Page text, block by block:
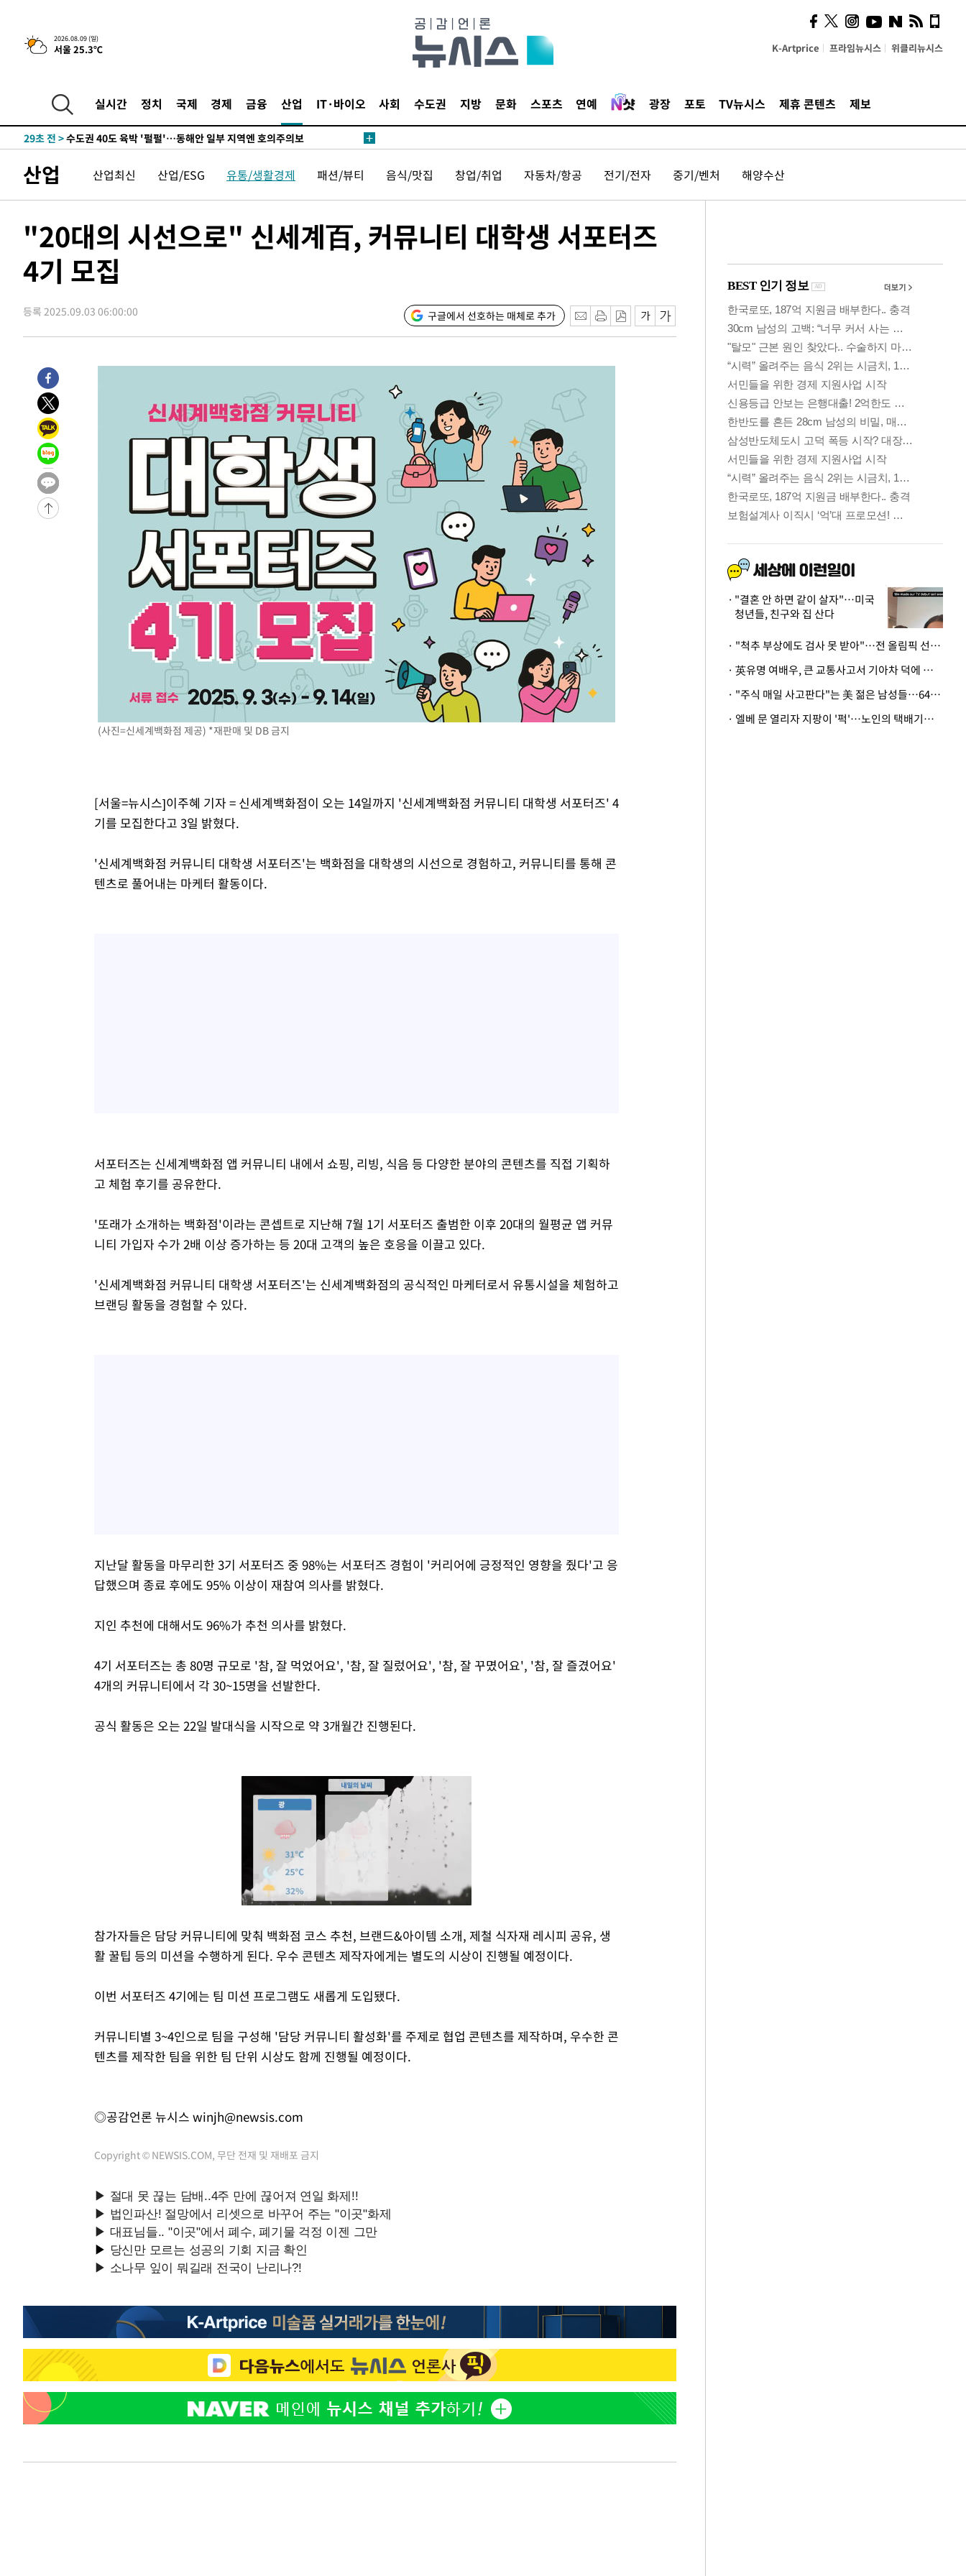
2026.08.09 (일)
서울 25.3℃ K-Artprice 프라임뉴시스 위클리뉴시스
실시간 정치 국제 경제 금융 산업 IT·바이오 사회 수도권 지방 문화 스포츠 연예 광장 포토 TV뉴시스 제휴 콘텐츠 제보
래 44.56%
-7676초 전 >[속보]與 대표 경선 제주·인천 당원투표…金 47.75%·鄭 42.08%·
宋 10.17%
-7210초 전 >이강인 "아틀레티코 이적 기뻐…등번호 7번 의미보단 팀 위해 뛸 것"
-919초 전 >
낮 최고 35도 '무더위'…동해안 시간당 30㎜ '강한 비'[내일날씨]
-189초 전 >
티코 이적"
29초 전 >수도권 40도 육박 '펄펄'…동해안 일부 지역엔 호의주의보
1시간 전 >
강릉에 시간당 81.4㎜ 물폭탄…도로 잠기고 담벼락 붕괴
3시간 전 >백운산서 80년근 천종산삼 9뿌리 발견…감정가 1.3억원
4시간 전 >남자 농구, 나고야 아시안게임서 '홈팀' 일본과 한일전
4시간 전 >
여수 오동도 해상서 모터보트 전복…1명 사망·1명 실종
5시간 전 >
극한폭염 한풀 꺾이지만…'낮 최고 35도' 무더위, 열대야 계속[다음주
6시간 전 >[속보]'압수수색·성접대 논란' 축구협회 "실망과 걱정 안겨드려 죄송"
10시간 전 >'최고 37도' 폭염 지속…강원동해안 최대 150㎜ 비
-17414초 전 >
-8461초 전 >
[속보]與최고위원 제주·인천 순회경선…박선원·최민희·서미화·한
민수·김용 순
-8414초 전 >
[속보]김민석, 與 전대 당원투표 누적 득표율 45.42%로 1위… 정청
래 44.56%
-7696초 전 >
[속보]與 대표 경선 제주·인천 당원투표…金 47.75%·鄭 42.08%·
宋 10.17%
-7230초 전 >
이강인 "아틀레티코 이적 기뻐…등번호 7번 의미보단 팀 위해 뛸 것"
-7165초 전 >
[속보]與 당대표 경선, 제주·인천 권리당원 투표 김민석 승리
-939초 전 >
낮 최고 35도 '무더위'…동해안 시간당 30㎜ '강한 비'[내일날씨]
-209초 전 >
[속보]이강인 "감독님이 원하는 마음 느꼈고, 많은 트로피 원해 아틀레
수도권 40도 육박 '펄펄'…동해안 일부 지역엔 호의주의보
온열질환 사망자 3명 늘어…누적 환자 3000명 돌파
강릉에 시간당 81.4㎜ 물폭탄…도로 잠기고 담벼락 붕괴
백운산서 80년근 천종산삼 9뿌리 발견…감정가 1.3억원
선재도서 해루질 나섰다 실종 60대, 닷새 만에 숨진 채 발견
남자 농구, 나고야 아시안게임서 '홈팀' 일본과 한일전
여수 오동도 해상서 모터보트 전복…1명 사망·1명 실종
극한폭염 한풀 꺾이지만…'낮 최고 35도' 무더위, 열대야 계속[다음주
축구협회 "압수수색·성접대 논란 사과…쇄신의 기회로 삼겠다"
[속보]'압수수색·성접대 논란' 축구협회 "실망과 걱정 안겨드려 죄송"
산업 산업최신 산업/ESG 유통/생활경제 패션/뷰티 음식/맛집 창업/취업 자동차/항공 전기/전자 중기/벤처 해양수산
"20대의 시선으로" 신세계百, 커뮤니티 대학생 서포터즈
4기 모집
등록 2025.09.03 06:00:00 구글에서 선호하는 매체로 추가
(사진=신세계백화점 제공) *재판매 및 DB 금지
[서울=뉴시스]이주혜 기자 = 신세계백화점이 오는 14일까지 '신세계백화점 커뮤니티 대학생 서포터즈' 4
기를 모집한다고 3일 밝혔다.
'신세계백화점 커뮤니티 대학생 서포터즈'는 백화점을 대학생의 시선으로 경험하고, 커뮤니티를 통해 콘
텐츠로 풀어내는 마케터 활동이다.
서포터즈는 신세계백화점 앱 커뮤니티 내에서 쇼핑, 리빙, 식음 등 다양한 분야의 콘텐츠를 직접 기획하
고 체험 후기를 공유한다.
'또래가 소개하는 백화점'이라는 콘셉트로 지난해 7월 1기 서포터즈 출범한 이후 20대의 월평균 앱 커뮤
니티 가입자 수가 2배 이상 증가하는 등 20대 고객의 높은 호응을 이끌고 있다.
'신세계백화점 커뮤니티 대학생 서포터즈'는 신세계백화점의 공식적인 마케터로서 유통시설을 체험하고
브랜딩 활동을 경험할 수 있다.
지난달 활동을 마무리한 3기 서포터즈 중 98%는 서포터즈 경험이 '커리어에 긍정적인 영향을 줬다'고 응
답했으며 종료 후에도 95% 이상이 재참여 의사를 밝혔다.
지인 추천에 대해서도 96%가 추천 의사를 밝혔다.
4기 서포터즈는 총 80명 규모로 '참, 잘 먹었어요', '참, 잘 질렀어요', '참, 잘 꾸몄어요', '참, 잘 즐겼어요'
4개의 커뮤니티에서 각 30~15명을 선발한다.
공식 활동은 오는 22일 발대식을 시작으로 약 3개월간 진행된다.
Mute
참가자들은 담당 커뮤니티에 맞춰 백화점 코스 추천, 브랜드&아이템 소개, 제철 식자재 레시피 공유, 생
활 꿀팁 등의 미션을 수행하게 된다. 우수 콘텐츠 제작자에게는 별도의 시상이 진행될 예정이다.
이번 서포터즈 4기에는 팀 미션 프로그램도 새롭게 도입됐다.
커뮤니티별 3~4인으로 팀을 구성해 '담당 커뮤니티 활성화'를 주제로 협업 콘텐츠를 제작하며, 우수한 콘
텐츠를 제작한 팀을 위한 팀 단위 시상도 함께 진행될 예정이다.
◎공감언론 뉴시스 winjh@newsis.com
Copyright © NEWSIS.COM, 무단 전재 및 재배포 금지
사이 해답 찾았죠"…알을
깨고 나온 '초자아'
"결혼 안 하면 같이 살자"…미국
청년들, 친구와 집 산다
· "척추 부상에도 검사 못 받아"…전 올림픽 선수, 美봅슬레이협회 상대 소송
· 英유명 여배우, 큰 교통사고서 기아차 덕에 살았다
· "주식 매일 사고판다"는 美 젊은 남성들…64%가 "나는 인생의 패배자“
· 엘베 문 열리자 지팡이 '퍽'…노인의 택배기사 폭행 이유